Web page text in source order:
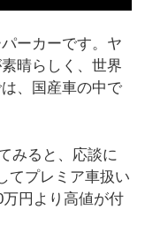
ーカーです。ヤ
晴らしく、世界
、国産車の中で
みると、応談に
てプレミア車扱い
円より高値が付